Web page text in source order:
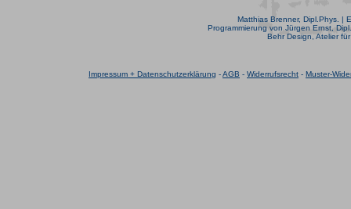
Matthias Brenner, Dipl.Phys. |
Programmierung von Jürgen Ernst,
Behr Design, Atelier
Impressum + Datenschutzerklärung -AGB - Widerrufsrecht - Muster-